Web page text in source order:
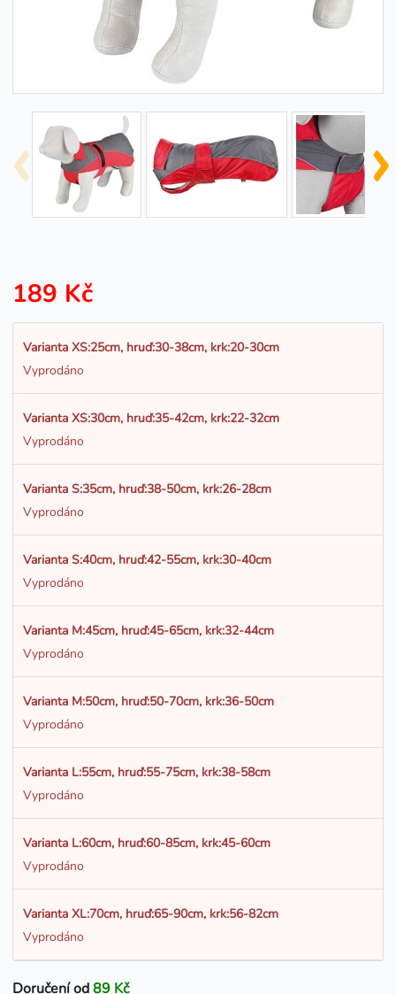
189 Kč
Varianta XS:25cm, hruď:30-38cm, krk:20-30cm
Vyprodáno
Varianta XS:30cm, hruď:35-42cm, krk:22-32cm
Vyprodáno
Varianta S:35cm, hruď:38-50cm, krk:26-28cm
Vyprodáno
Varianta S:40cm, hruď:42-55cm, krk:30-40cm
Vyprodáno
Varianta M:45cm, hruď:45-65cm, krk:32-44cm
Vyprodáno
Varianta M:50cm, hruď:50-70cm, krk:36-50cm
Vyprodáno
Varianta L:55cm, hruď:55-75cm, krk:38-58cm
Vyprodáno
Varianta L:60cm, hruď:60-85cm, krk:45-60cm
Vyprodáno
Varianta XL:70cm, hruď:65-90cm, krk:56-82cm
Vyprodáno
Doručení od89 Kč